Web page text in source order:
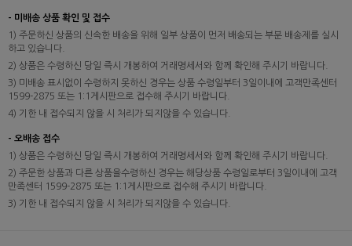
- 미배송 상품 확인 및 접수
1) 주문하신 상품의 신속한 배송을 위해 일부 상품이 먼저 배송되는 부분 배송제를 실시
하고 있습니다.
2) 상품은 수령하신 당일 즉시 개봉하여 거래명세서와 함께 확인해 주시기 바랍니다.
3) 미배송 표시없이 수령하지 못하신 경우는 상품 수령일부터 3일이내에 고객만족센터
1599-2875 또는 1:1게시판으로 접수해 주시기 바랍니다.
4) 기한 내 접수되지 않을 시 처리가 되지않을 수 있습니다.
- 오배송 접수
1) 상품은 수령하신 당일 즉시 개봉하여 거래명세서와 함께 확인해 주시기 바랍니다.
2) 주문한 상품과 다른 상품을수령하신 경우는 해당상품 수령일로부터 3일이내에 고객
만족센터 1599-2875 또는 1:1게시판으로 접수해 주시기 바랍니다.
3) 기한 내 접수되지 않을 시 처리가 되지않을 수 있습니다.